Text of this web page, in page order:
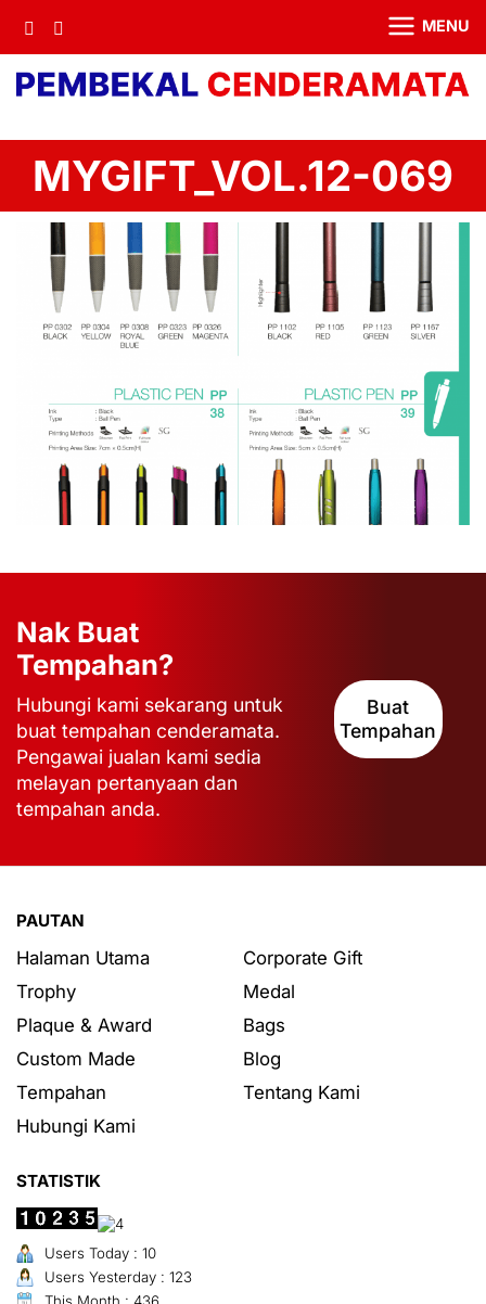
MENU
MYGIFT_VOL.12-069
Nak Buat
Tempahan?
Hubungi kami sekarang untuk
buat tempahan cenderamata.
Pengawai jualan kami sedia
melayan pertanyaan dan
tempahan anda.
Buat
Tempahan
PAUTAN
Halaman Utama
Corporate Gift
Trophy
Medal
Plaque & Award
Bags
Custom Made
Blog
Tempahan
Tentang Kami
Hubungi Kami
STATISTIK
Users Today : 10
Users Yesterday : 123
This Month : 436